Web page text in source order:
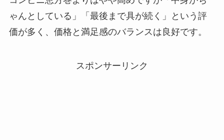
ゃんとしている」「最後まで具が続く」という評
価が多く、価格と満足感のバランスは良好です。
スポンサーリンク